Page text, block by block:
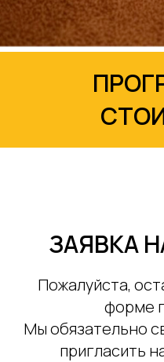
ЗАЯВКА
Пожалуйста,
форме
Мы обязательно
пригласить